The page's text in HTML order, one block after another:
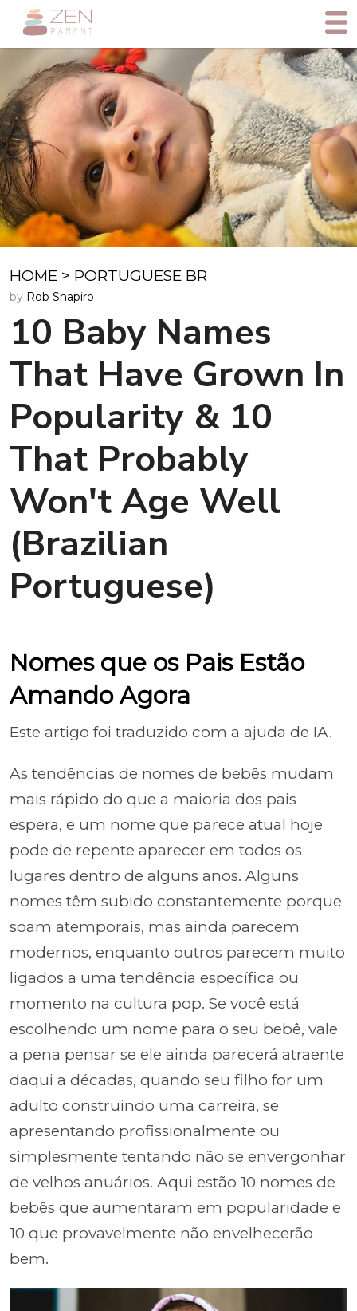
HOME > PORTUGUESE BR
by Rob Shapiro
10 Baby Names
That Have Grown In
Popularity & 10
That Probably
Won't Age Well
(Brazilian
Portuguese)
Nomes que os Pais Estão
Amando Agora
Este artigo foi traduzido com a ajuda de IA.
As tendências de nomes de bebês mudam
mais rápido do que a maioria dos pais
espera, e um nome que parece atual hoje
pode de repente aparecer em todos os
lugares dentro de alguns anos. Alguns
nomes têm subido constantemente porque
soam atemporais, mas ainda parecem
modernos, enquanto outros parecem muito
ligados a uma tendência específica ou
momento na cultura pop. Se você está
escolhendo um nome para o seu bebê, vale
a pena pensar se ele ainda parecerá atraente
daqui a décadas, quando seu filho for um
adulto construindo uma carreira, se
apresentando profissionalmente ou
simplesmente tentando não se envergonhar
de velhos anuários. Aqui estão 10 nomes de
bebês que aumentaram em popularidade e
10 que provavelmente não envelhecerão
bem.